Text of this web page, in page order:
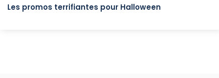
Les promos terrifiantes pour Halloween